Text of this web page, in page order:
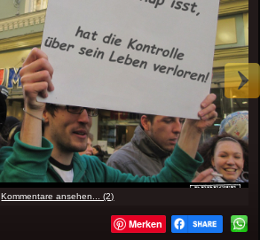
Kommentare ansehen... (2)
Merken